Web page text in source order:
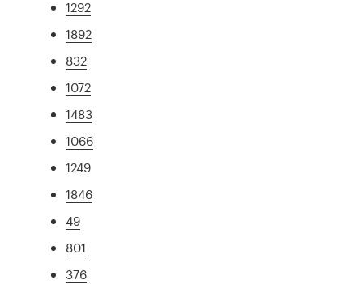
1292
1892
832
1072
1483
1066
1249
1846
49
801
376